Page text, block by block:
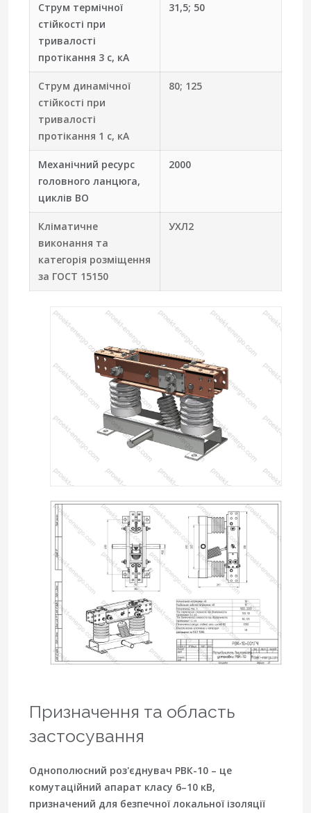
Струм термічної
стійкості при
тривалості
протікання 3 с, кА
31,5; 50
Струм динамічної
стійкості при
тривалості
протікання 1 с, кА
80; 125
Механічний ресурс
головного ланцюга,
циклів ВО
2000
Кліматичне
виконання та
категорія розміщення
за ГОСТ 15150
УХЛ2
Призначення та область
застосування
Однополюсний роз'єднувач РВК-10 – це
комутаційний апарат класу 6–10 кВ,
призначений для безпечної локальної ізоляції